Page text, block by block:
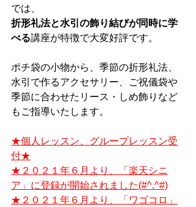
では、
折形礼法と水引の飾り結びが同時に学
べる講座が特徴で大変好評です。
ポチ袋の小物から、季節の折形礼法、
水引で作るアクセサリー、ご祝儀袋や
季節に合わせたリース・しめ飾りなど
もご指導いたします。
★個人レッスン、グループレッスン受
付★
★２０２１年６月より、「楽天シニ
ア」に登録が開始されました(#^.^#)
★２０２１年６月より、「ワゴコロ」